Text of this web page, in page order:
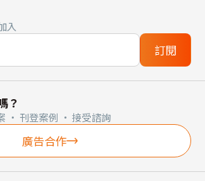
入
訂閱
？
· 刊登案例 · 接受諮詢
廣告合作